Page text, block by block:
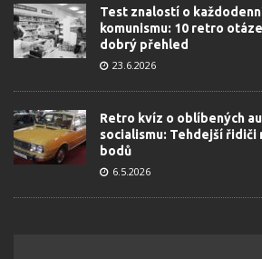
Test znalostí o
komunismu: 10 retro
dobrý přehled
23.6.2026
Retro kvíz o oblíbených
socialismu: Tehdejší řidiči
bodů
6.5.2026